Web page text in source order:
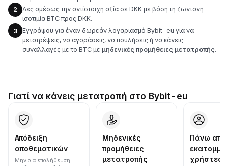
2
Δες αμέσως την αντίστοιχη αξία σε DKK με βάση τη ζωντανή
ισοτιμία BTC προς DKK.
3
Εγγράψου για έναν δωρεάν λογαριασμό Bybit-eu για να
μετατρέψεις, να αγοράσεις, να πουλήσεις ή να κάνεις
συναλλαγές με το BTC με μηδενικές προμήθειες μετατροπής.
Γιατί να κάνεις μετατροπή στο Bybit-eu
Απόδειξη
αποθεματικών
Μηνιαία επαλήθευση
Μηδενικές
προμήθειες
μετατροπής
Πάνω από
χρήστες